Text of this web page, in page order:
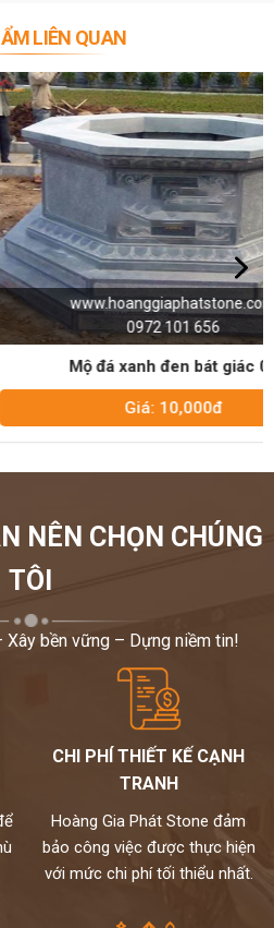
LIÊN QUAN
101 656
đen bát giác 01
NÊN CHỌN CHÚNG
TÔI
Xây bền vững – Dựng niềm tin!
CHI PHÍ THIẾT KẾ CẠNH
TRANH
Hoàng Gia Phát Stone đảm
bảo công việc được thực hiện
với mức chi phí tối thiểu nhất.